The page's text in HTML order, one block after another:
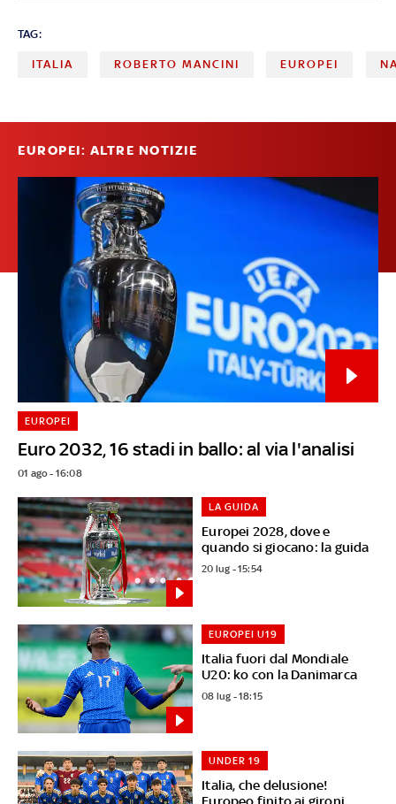
TAG:
ITALIA ROBERTO MANCINI EUROPEI
EUROPEI: ALTRE NOTIZIE
Euro 2032, 16 stadi in ballo: al via l'analisi
EUROPEI
01 ago - 16:08
Europei 2028, dove e
quando si giocano: la guida
LA GUIDA
20 lug - 15:54
Italia fuori dal Mondiale
U20: ko con la Danimarca
EUROPEI U19
08 lug - 18:15
Italia, che delusione!
UNDER 19